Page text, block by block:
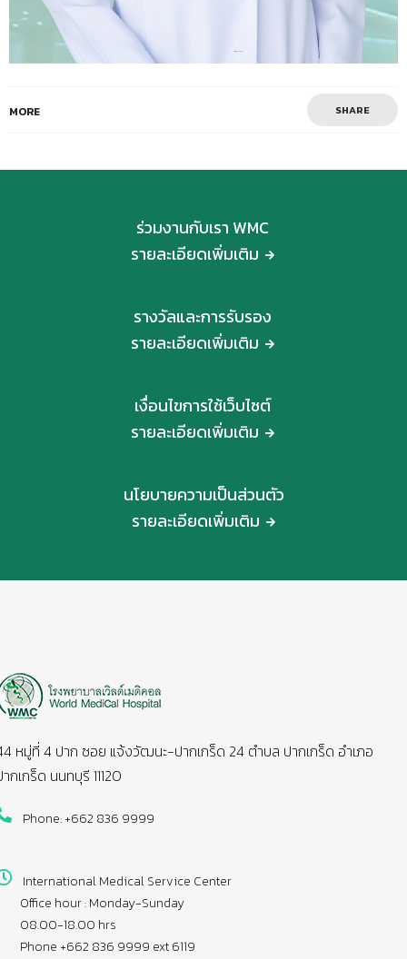
MORE SHARE
ร่วมงานกับเรา WMC
รายละเอียดเพิ่มเติม
รางวัลและการรับรอง
รายละเอียดเพิ่มเติม
เงื่อนไขการใช้เว็บไซต์
รายละเอียดเพิ่มเติม
นโยบายความเป็นส่วนตัว
รายละเอียดเพิ่มเติม
หมู่ที่ 4 ปาก ซอย แจ้งวัฒนะ-ปากเกร็ด 24 ตำบล ปากเกร็ด อำเภอ
กเกร็ด นนทบุรี 11120
Phone: +662 836 9999
International Medical Service Center
Office hour : Monday-Sunday
08.00-18.00 hrs
Phone +662 836 9999 ext 6119